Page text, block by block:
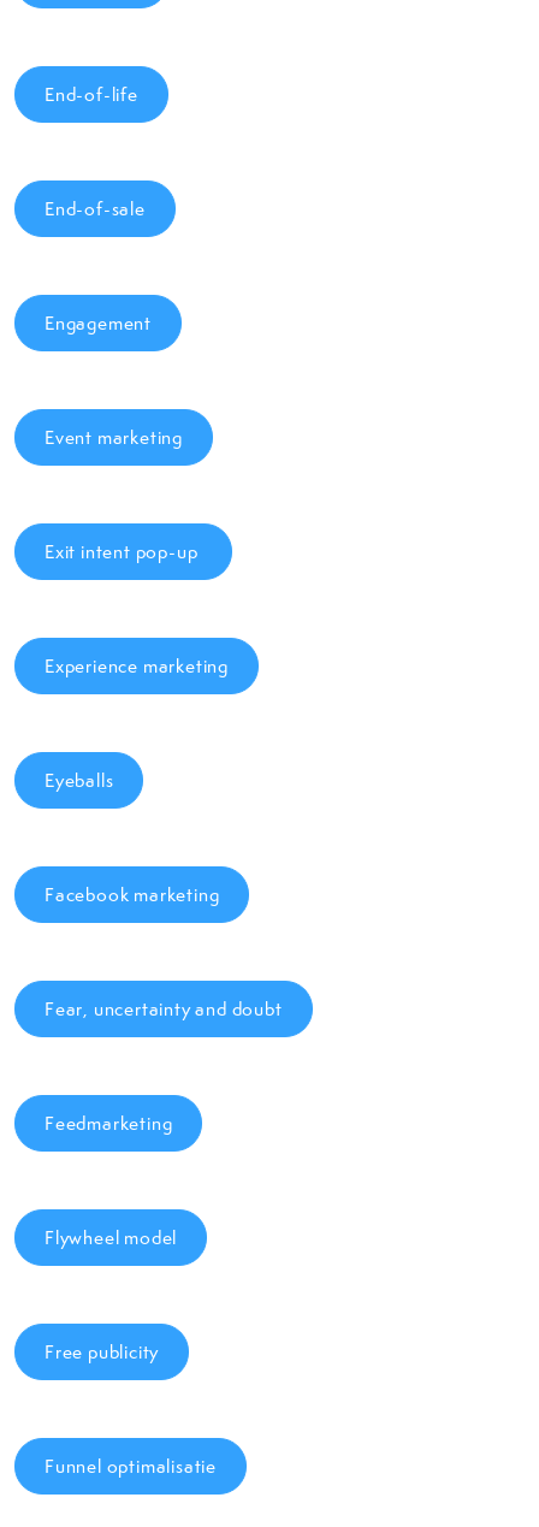
End-of-life
End-of-sale
Engagement
Event marketing
Exit intent pop-up
Experience marketing
Eyeballs
Facebook marketing
Fear, uncertainty and doubt
Feedmarketing
Flywheel model
Free publicity
Funnel optimalisatie